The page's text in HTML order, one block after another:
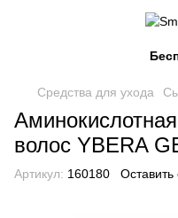
Средства для ухода
волос YBERA
Артикул: 160180 Оставить